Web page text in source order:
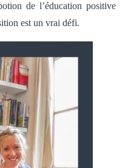
de l’éducation positive
est un vrai défi.